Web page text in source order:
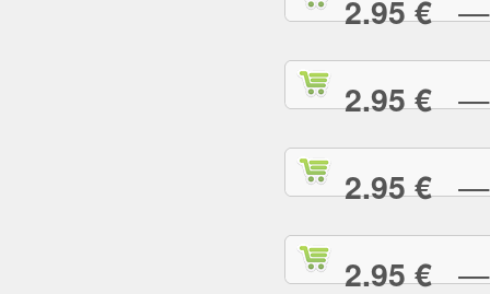
2.95 €—
2.95 €—
2.95 €—
2.95 €—